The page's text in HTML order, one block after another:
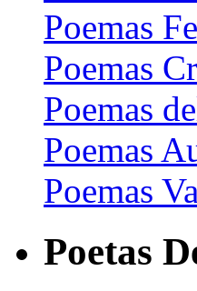
Poemas
Poemas
Poemas
Poemas
Poemas
Poetas